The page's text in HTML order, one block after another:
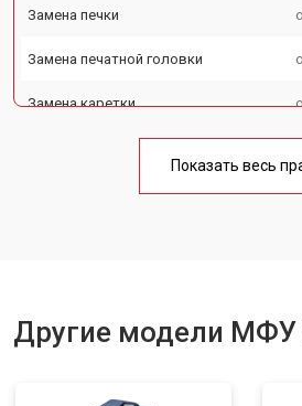
Замена печки
Замена печатной головки
Замена каретки
Показать весь
Другие модели МФУ